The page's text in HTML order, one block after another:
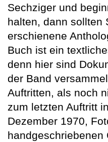
Sechziger und
halten, dann sollten
erschienene
Buch ist ein
denn hier sind
der Band
Auftritten, als noch
zum letzten Auftritt
Dezember 1970,
handgeschriebenen